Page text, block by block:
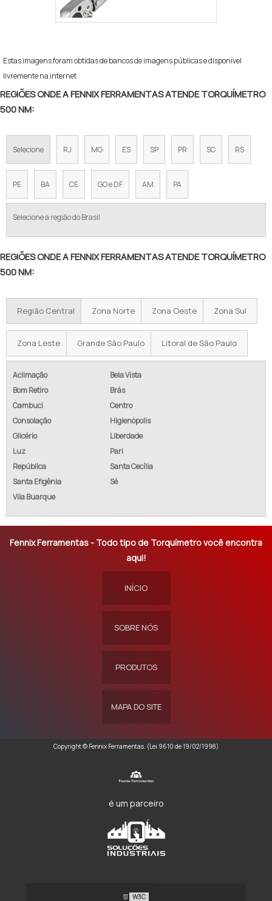
Estas imagens foram obtidas de bancos de imagens públicas e disponível
livremente na internet
REGIÕES ONDE A FENNIX FERRAMENTAS ATENDE TORQUÍMETRO
500 NM:
Selecione RJ MG ES SP PR SC RS
PE BA CE GO e DF AM PA
Selecione a região do Brasil
REGIÕES ONDE A FENNIX FERRAMENTAS ATENDE TORQUÍMETRO
500 NM:
Região Central Zona Norte Zona Oeste Zona Sul
Zona Leste Grande São Paulo Litoral de São Paulo
Aclimação
Bela Vista
Bom Retiro
Brás
Cambuci
Centro
Consolação
Higienópolis
Glicério
Liberdade
Luz
Pari
República
Santa Cecília
Santa Efigênia
Sé
Vila Buarque
Fennix Ferramentas - Todo tipo de Torquímetro você encontra
aqui!
INÍCIO
SOBRE NÓS
PRODUTOS
MAPA DO SITE
Copyright © Fennix Ferramentas. (Lei 9610 de 19/02/1998)
é um parceiro
W3C